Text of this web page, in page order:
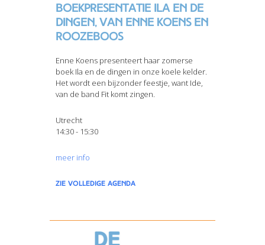
Boekpresentatie Ila en de
dingen, van Enne Koens en
Roozeboos
Enne Koens presenteert haar zomerse
boek Ila en de dingen in onze koele kelder.
Het wordt een bijzonder feestje, want Ide,
van de band Fit komt zingen.
Utrecht
14:30 - 15:30
meer info
zie volledige agenda